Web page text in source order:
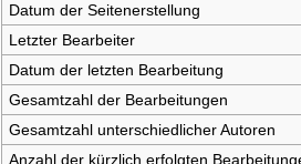
Datum der Seitenerstellung
Letzter Bearbeiter
Datum der letzten Bearbeitung
Gesamtzahl der Bearbeitungen
Gesamtzahl unterschiedlicher Autoren
Anzahl der kürzlich erfolgten